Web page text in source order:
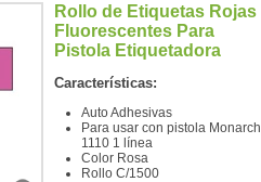
Rollo de Etiquetas Rojas
Fluorescentes Para
Pistola Etiquetadora
Características:
Auto Adhesivas
Para usar con pistola Monarch
1110 1 línea
Color Rosa
Rollo C/1500